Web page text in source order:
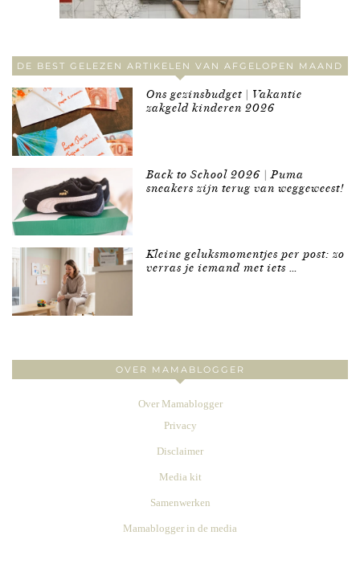
DE BEST GELEZEN ARTIKELEN VAN AFGELOPEN MAAND
Ons gezinsbudget | Vakantie
zakgeld kinderen 2026
Back to School 2026 | Puma
sneakers zijn terug van weggeweest!
Kleine geluksmomentjes per post: zo
verras je iemand met iets …
OVER MAMABLOGGER
Over Mamablogger
Privacy
Disclaimer
Media kit
Samenwerken
Mamablogger in de media